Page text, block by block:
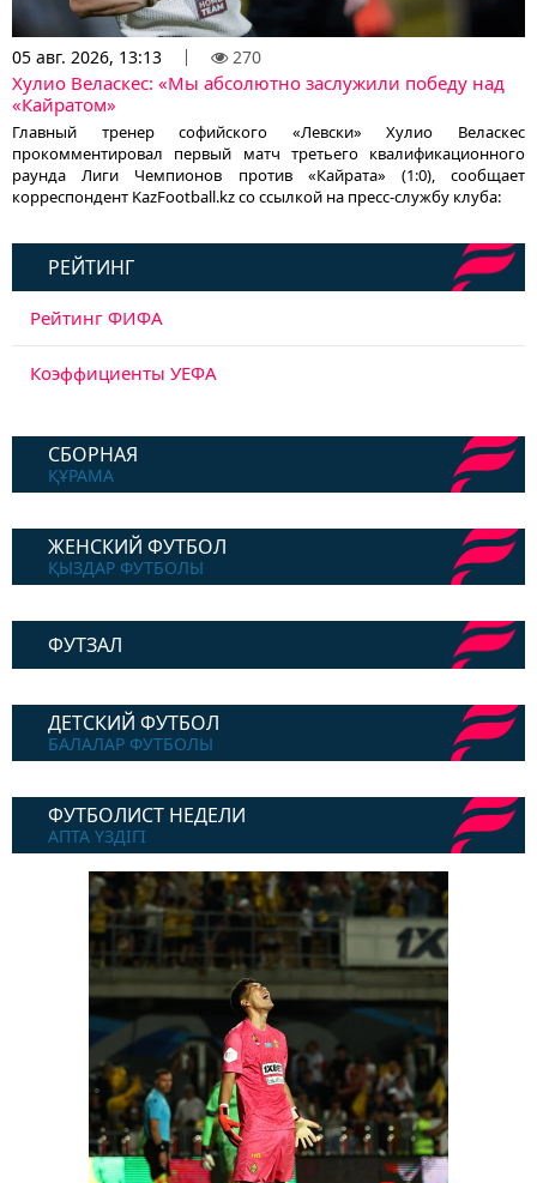
05 авг. 2026, 13:13 270
Хулио Веласкес: «Мы абсолютно заслужили победу над
«Кайратом»
Главный тренер софийского «Левски» Хулио Веласкес
прокомментировал первый матч третьего квалификационного
раунда Лиги Чемпионов против «Кайрата» (1:0), сообщает
корреспондент KazFootball.kz со ссылкой на пресс-службу клуба:
РЕЙТИНГ
Рейтинг ФИФА
Коэффициенты УЕФА
СБОРНАЯ
ҚҰРАМА
ЖЕНСКИЙ ФУТБОЛ
ҚЫЗДАР ФУТБОЛЫ
ФУТЗАЛ
ДЕТСКИЙ ФУТБОЛ
БАЛАЛАР ФУТБОЛЫ
ФУТБОЛИСТ НЕДЕЛИ
АПТА ҮЗДІГІ